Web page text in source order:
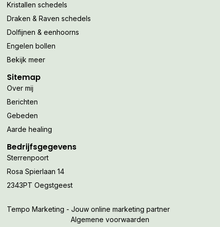
Kristallen schedels
Draken & Raven schedels
Dolfijnen & eenhoorns
Engelen bollen
Bekijk meer
Sitemap
Over mij
Berichten
Gebeden
Aarde healing
Bedrijfsgegevens
Sterrenpoort
Rosa Spierlaan 14
2343PT Oegstgeest
Tempo Marketing - Jouw online marketing partner
Algemene voorwaarden